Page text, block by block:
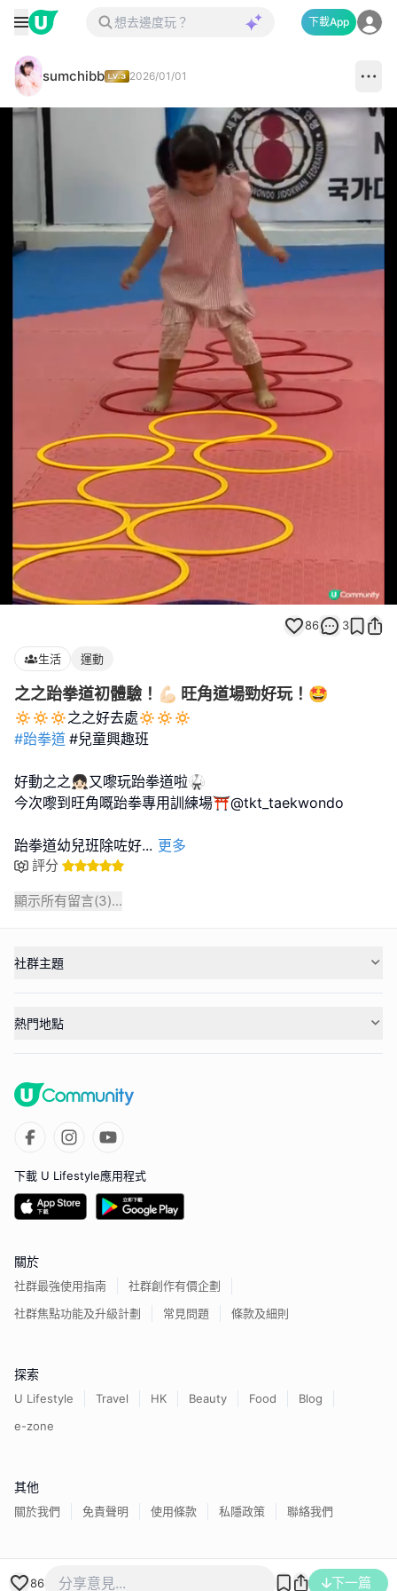
下載App
sumchibb 2026/01/01
100.00%
Unmute
86 3
生活 運動
之之跆拳道初體驗！💪🏻 旺角道場勁好玩！🤩
#跆拳道 #兒童興趣班
好動之之👧🏻又嚟玩跆拳道啦🥋
今次嚟到旺角嘅跆拳專用訓練場⛩️@tkt_taekwondo
跆拳道幼兒班除咗好... 更多
評分
顯示所有留言(3)...
86 下一篇
社群主題
熱門地點
下載 U Lifestyle應用程式
關於
社群最強使用指南
社群創作有價企劃
社群焦點功能及升級計劃
常見問題 條款及細則
探索
U Lifestyle Travel HK Beauty Food
Blog
e-zone
其他
關於我們 免責聲明 使用條款 私隱政策 聯絡我們
香港經濟日報版權所有©